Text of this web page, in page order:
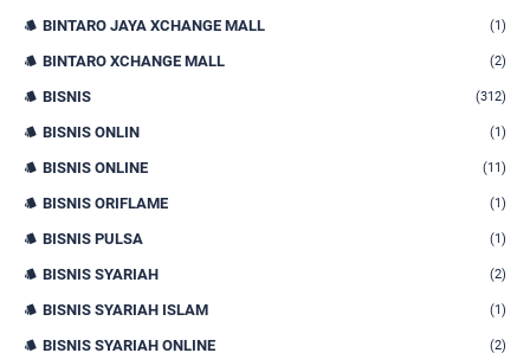
BINTARO JAYA XCHANGE MALL (1)
BINTARO XCHANGE MALL (2)
BISNIS (312)
BISNIS ONLIN (1)
BISNIS ONLINE (11)
BISNIS ORIFLAME (1)
BISNIS PULSA (1)
BISNIS SYARIAH (2)
BISNIS SYARIAH ISLAM (1)
BISNIS SYARIAH ONLINE (2)